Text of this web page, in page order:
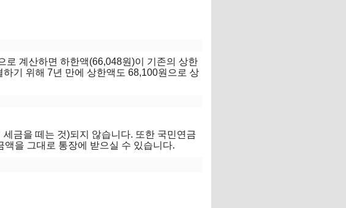
로 계산하면 하한액(66,048원)이 기존의 상한
기 위해 7년 만에 상한액도 68,100원으로 상
금을 떼는 것)되지 않습니다. 또한 국민연금
을 그대로 통장에 받으실 수 있습니다.